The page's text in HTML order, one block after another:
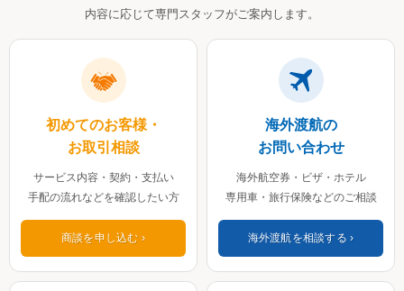
内容に応じて専門スタッフがご案内します。
初めてのお客様・
お取引相談
サービス内容・契約・支払い
手配の流れなどを確認したい方
商談を申し込む
海外渡航の
お問い合わせ
海外航空券・ビザ・ホテル
専用車・旅行保険などのご相談
海外渡航を相談する